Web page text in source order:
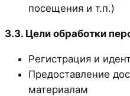
посещения и т.п.)
3.3. Цели обработки
Регистрация и
Предоставление
материалам